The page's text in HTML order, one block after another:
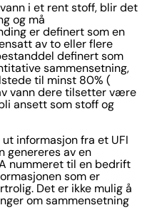
i et rent stoff, blir det
og må
er definert som en
av to eller flere
definert som
sammensetning,
til minst 80% (
vann dere tilsetter være
ansett som stoff og
informasjon fra et UFI
genereres av en
nummeret til en bedrift
som er
Det er ikke mulig å
om sammensetning